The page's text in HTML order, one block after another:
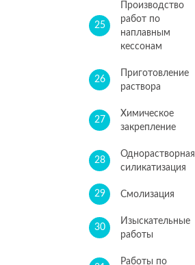
25
Производство
работ по
наплавным
кессонам
26
Приготовление
раствора
27
Химическое
закрепление
28
Однорастворная
силикатизация
29 Смолизация
30
Изыскательные
работы
Работы по